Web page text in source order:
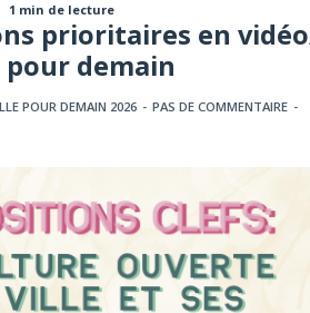
1 min de lecture
prioritaires en
pour demain
POUR DEMAIN 2026 - PAS DE COMMENTAIRE -